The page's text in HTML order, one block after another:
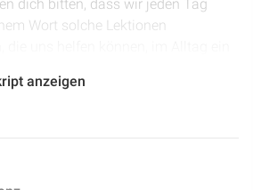
dich bitten, dass wir jeden Tag
Wort solche Lektionen
anzeigen